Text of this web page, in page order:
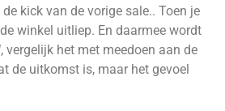
kick van de vorige sale.. Toen je
winkel uitliep. En daarmee wordt
, vergelijk het met meedoen aan de
de uitkomst is, maar het gevoel